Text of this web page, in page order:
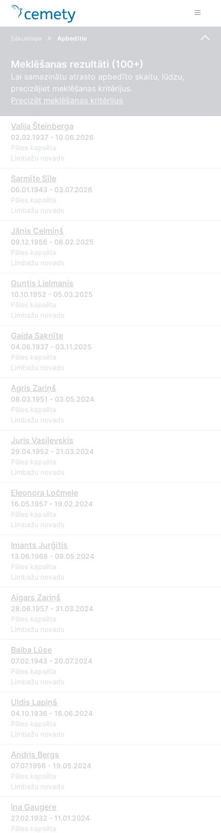
Sākumlapa > Apbedītie
Meklēšanas rezultāti (100+)
Lai samazinātu atrasto apbedīto skaitu, lūdzu,
precizējiet meklēšanas kritērijus.
Precizēt meklēšanas kritērijus
Valija Šteinberga
02.02.1937 - 10.06.2026
Pāles kapsēta
Limbažu novads
Sarmīte Sīle
06.01.1943 - 03.07.2026
Pāles kapsēta
Limbažu novads
Jānis Celmiņš
09.12.1956 - 08.02.2025
Pāles kapsēta
Limbažu novads
Guntis Lielmanis
10.10.1952 - 05.03.2025
Pāles kapsēta
Limbažu novads
Gaida Saknīte
04.06.1937 - 03.11.2025
Pāles kapsēta
Limbažu novads
Agris Zariņš
08.03.1951 - 03.05.2024
Pāles kapsēta
Limbažu novads
Juris Vasiļevskis
29.04.1952 - 21.03.2024
Pāles kapsēta
Limbažu novads
Eleonora Ločmele
16.05.1957 - 19.02.2024
Pāles kapsēta
Limbažu novads
Imants Jurģītis
13.06.1968 - 09.05.2024
Pāles kapsēta
Limbažu novads
Aigars Zariņš
28.06.1957 - 31.03.2024
Pāles kapsēta
Limbažu novads
Baiba Lūse
07.02.1943 - 20.07.2024
Pāles kapsēta
Limbažu novads
Uldis Lapiņš
04.10.1936 - 16.06.2024
Pāles kapsēta
Limbažu novads
Andris Bergs
07.07.1956 - 19.05.2024
Pāles kapsēta
Limbažu novads
Ina Gaugere
27.02.1932 - 11.01.2024
Pāles kapsēta